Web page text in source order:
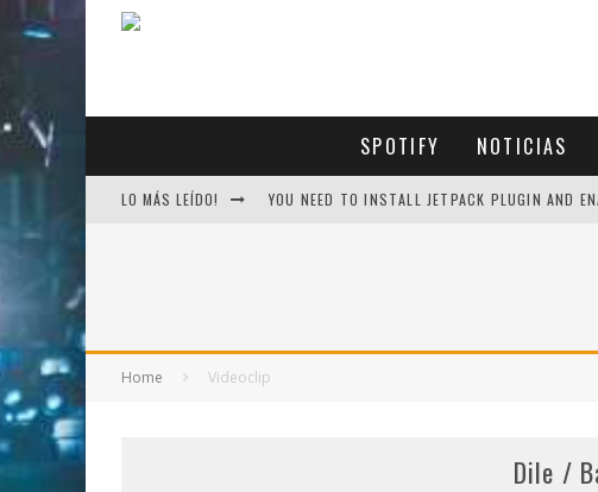
SPOTIFY NOTICIAS
LO MÁS LEÍDO! YOU NEED TO INSTALL JETPACK PLUGIN AND
Home Videoclip
Dile /